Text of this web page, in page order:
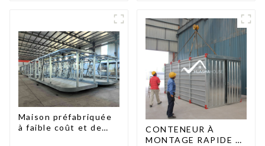
Maison préfabriquée
à faible coût et de
CONTENEUR À
MONTAGE RAPIDE 2